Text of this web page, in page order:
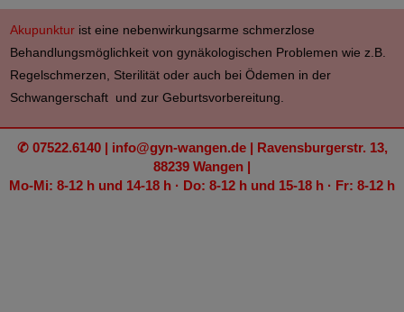
Akupunktur ist eine nebenwirkungsarme schmerzlose
Behandlungsmöglichkeit von gynäkologischen Problemen wie z.B.
Regelschmerzen, Sterilität oder auch bei Ödemen in der
Schwangerschaft und zur Geburtsvorbereitung.
✆ 07522.6140 | info@gyn-wangen.de | Ravensburgerstr. 13,
88239 Wangen |
Mo-Mi: 8-12 h und 14-18 h · Do: 8-12 h und 15-18 h · Fr: 8-12 h